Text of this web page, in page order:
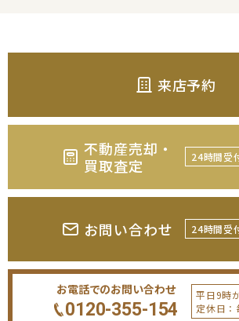
来店予約
不動産売却・
買取査定
24時間受
お問い合わせ 24時間受
お電話でのお問い合わせ
0120-355-154
平日9時
定休日：